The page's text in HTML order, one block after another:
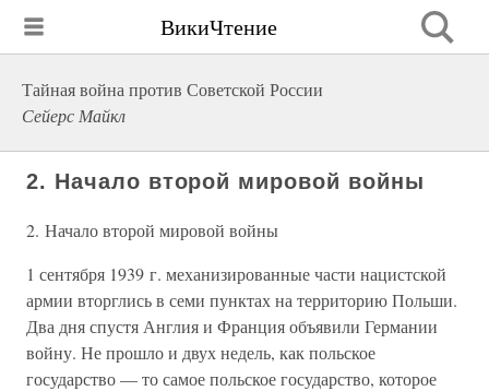
ВикиЧтение
Тайная война против Советской России
Сейерс Майкл
2. Начало второй мировой войны
2. Начало второй мировой войны
1 сентября 1939 г. механизированные части нацистской
армии вторглись в семи пунктах на территорию Польши.
Два дня спустя Англия и Франция объявили Германии
войну. Не прошло и двух недель, как польское
государство — то самое польское государство, которое